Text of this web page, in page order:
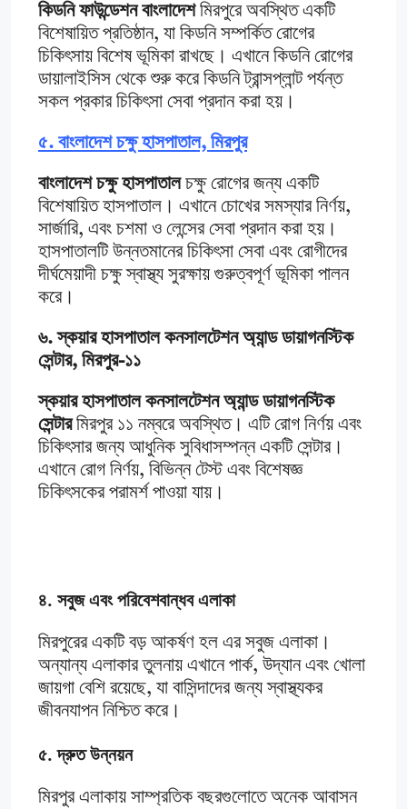
কিডনি ফাউন্ডেশন বাংলাদেশমিরপুরে অবস্থিত একটি
বিশেষায়িত প্রতিষ্ঠান, যা কিডনি সম্পর্কিত রোগের
চিকিৎসায় বিশেষ ভূমিকা রাখছে। এখানে কিডনি রোগের
ডায়ালাইসিস থেকে শুরু করে কিডনি ট্রান্সপ্লান্ট পর্যন্ত
সকল প্রকার চিকিৎসা সেবা প্রদান করা হয়।
৫. বাংলাদেশ চক্ষু হাসপাতাল, মিরপুর
বাংলাদেশ চক্ষু হাসপাতালচক্ষু রোগের জন্য একটি
বিশেষায়িত হাসপাতাল। এখানে চোখের সমস্যার নির্ণয়,
সার্জারি, এবং চশমা ও লেন্সের সেবা প্রদান করা হয়।
হাসপাতালটি উন্নতমানের চিকিৎসা সেবা এবং রোগীদের
দীর্ঘমেয়াদী চক্ষু স্বাস্থ্য সুরক্ষায় গুরুত্বপূর্ণ ভূমিকা পালন
করে।
৬. স্কয়ার হাসপাতাল কনসালটেশন অ্যান্ড ডায়াগনস্টিক
সেন্টার, মিরপুর-১১
স্কয়ার হাসপাতাল কনসালটেশন অ্যান্ড ডায়াগনস্টিক
সেন্টারমিরপুর ১১ নম্বরে অবস্থিত। এটি রোগ নির্ণয় এবং
চিকিৎসার জন্য আধুনিক সুবিধাসম্পন্ন একটি সেন্টার।
এখানে রোগ নির্ণয়, বিভিন্ন টেস্ট এবং বিশেষজ্ঞ
চিকিৎসকের পরামর্শ পাওয়া যায়।
৪. সবুজ এবং পরিবেশবান্ধব এলাকা
মিরপুরের একটি বড় আকর্ষণ হল এর সবুজ এলাকা।
অন্যান্য এলাকার তুলনায় এখানে পার্ক, উদ্যান এবং খোলা
জায়গা বেশি রয়েছে, যা বাসিন্দাদের জন্য স্বাস্থ্যকর
জীবনযাপন নিশ্চিত করে।
৫. দ্রুত উন্নয়ন
মিরপুর এলাকায় সাম্প্রতিক বছরগুলোতে অনেক আবাসন